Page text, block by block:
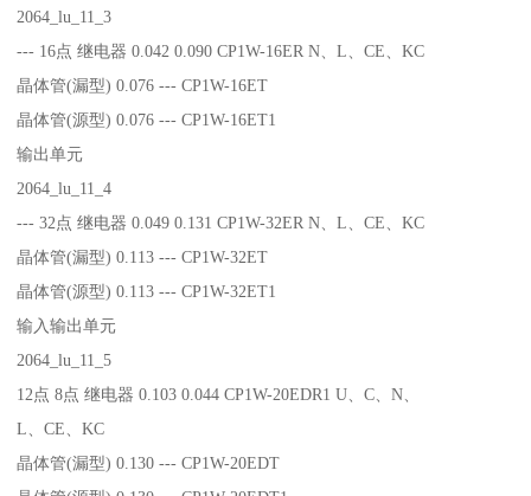
2064_lu_11_3
--- 16点 继电器 0.042 0.090 CP1W-16ER N、L、CE、KC
晶体管(漏型) 0.076 --- CP1W-16ET
晶体管(源型) 0.076 --- CP1W-16ET1
输出单元
2064_lu_11_4
--- 32点 继电器 0.049 0.131 CP1W-32ER N、L、CE、KC
晶体管(漏型) 0.113 --- CP1W-32ET
晶体管(源型) 0.113 --- CP1W-32ET1
输入输出单元
2064_lu_11_5
12点 8点 继电器 0.103 0.044 CP1W-20EDR1 U、C、N、
L、CE、KC
晶体管(漏型) 0.130 --- CP1W-20EDT